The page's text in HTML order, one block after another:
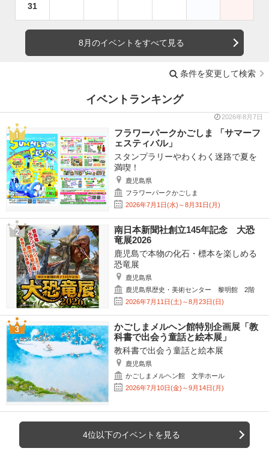
31
8月のイベントをすべて見る
条件を変更して検索
イベントランキング
2026年8月7日
フラワーパークかごしま 「サマーフ
ェスティバル」
スタンプラリーやわくわく迷路で夏を
満喫！
鹿児島県
フラワーパークかごしま
2026年7月1日(水)～8月31日(月)
南日本新聞社創立145年記念 大恐
竜展2026
鹿児島で本物の化石・標本を楽しめる
恐竜展
鹿児島県
鹿児島県歴史・美術センター 黎明館 2階
2026年7月11日(土)～8月23日(日)
かごしまメルヘン館特別企画展「教
科書で出会う童話と絵本展」
教科書で出会う童話と絵本展
鹿児島県
かごしまメルヘン館 文学ホール
2026年7月10日(金)～9月14日(月)
4位以下のイベントを見る